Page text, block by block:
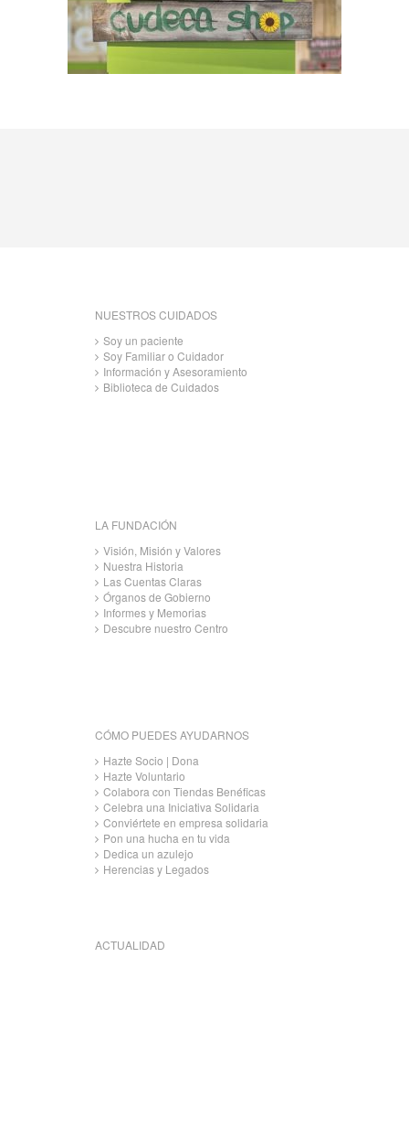
NUESTROS CUIDADOS
Soy un paciente
Soy Familiar o Cuidador
Información y Asesoramiento
Biblioteca de Cuidados
LA FUNDACIÓN
Visión, Misión y Valores
Nuestra Historia
Las Cuentas Claras
Órganos de Gobierno
Informes y Memorias
Descubre nuestro Centro
CÓMO PUEDES AYUDARNOS
Hazte Socio | Dona
Hazte Voluntario
Colabora con Tiendas Benéficas
Celebra una Iniciativa Solidaria
Conviértete en empresa solidaria
Pon una hucha en tu vida
Dedica un azulejo
Herencias y Legados
ACTUALIDAD